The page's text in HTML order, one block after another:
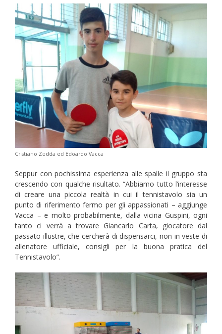
Cristiano Zedda ed Edoardo Vacca
Seppur con pochissima esperienza alle spalle il gruppo sta
crescendo con qualche risultato. “Abbiamo tutto l’interesse
di creare una piccola realtà in cui il tennistavolo sia un
punto di riferimento fermo per gli appassionati – aggiunge
Vacca – e molto probabilmente, dalla vicina Guspini, ogni
tanto ci verrà a trovare Giancarlo Carta, giocatore dal
passato illustre, che cercherà di dispensarci, non in veste di
allenatore ufficiale, consigli per la buona pratica del
Tennistavolo”.